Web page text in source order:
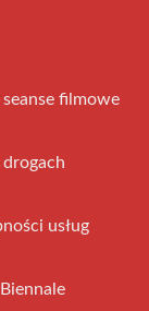
filmowe
drogach
usług